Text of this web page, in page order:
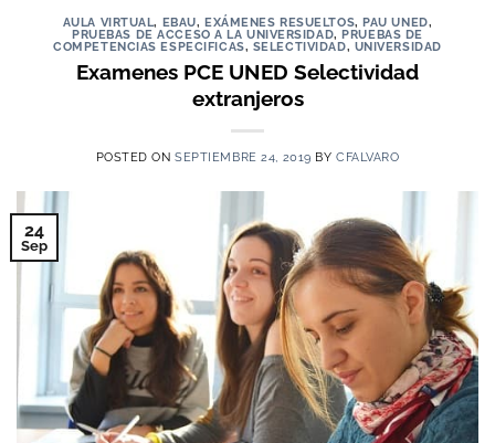
AULA VIRTUAL, EBAU, EXÁMENES RESUELTOS,PAU UNED,
PRUEBAS DE ACCESO A LA UNIVERSIDAD,PRUEBAS DE
COMPETENCIAS ESPECIFICAS, SELECTIVIDAD, UNIVERSIDAD
Examenes PCE UNED Selectividad
extranjeros
POSTED ONSEPTIEMBRE 24, 2019 BY CFALVARO
24
Sep